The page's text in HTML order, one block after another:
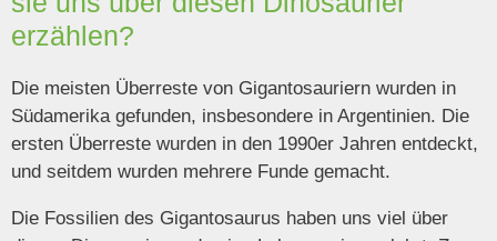
erzählen?
Die meisten Überreste von Gigantosauriern wurden in
Südamerika gefunden, insbesondere in Argentinien. Die
ersten Überreste wurden in den 1990er Jahren entdeckt,
und seitdem wurden mehrere Funde gemacht.
Die Fossilien des Gigantosaurus haben uns viel über